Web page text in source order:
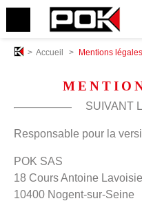
> Accueil > Mentions légales
SUIVANT
Responsable pour la
POK SAS
18 Cours Antoine
10400 Nogent-sur-Seine